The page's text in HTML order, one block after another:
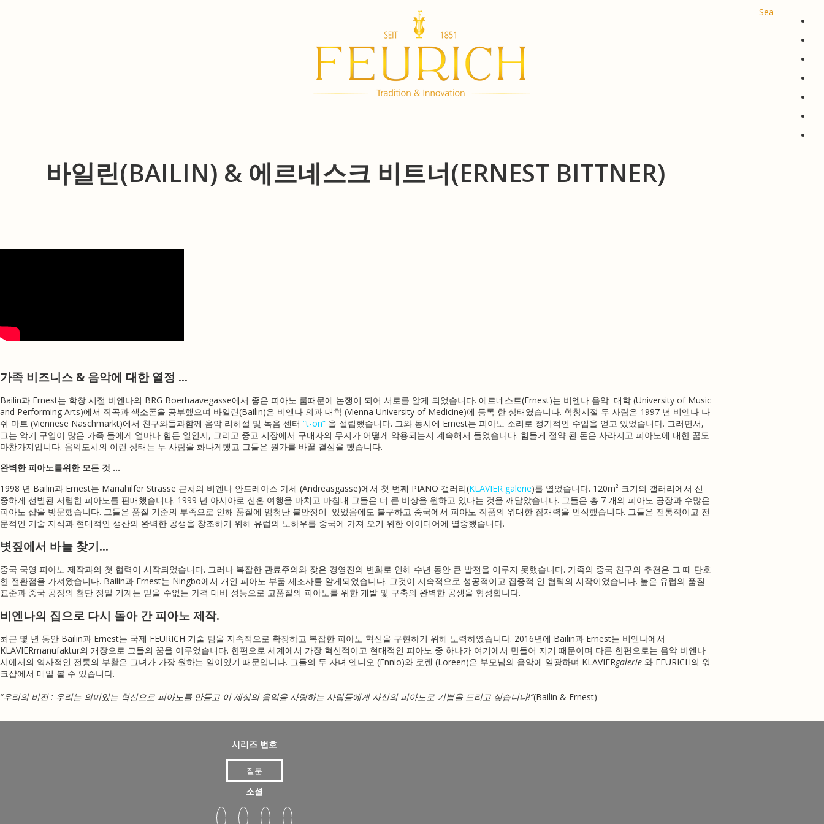
Search
바일린(BAILIN) & 에르네스크 비트너(ERNEST BITTNER)
가족 비즈니스 & 음악에 대한 열정 …
Bailin과 Ernest는 학창 시절 비엔나의 BRG Boerhaavegasse에서 좋은 피아노 룸때문에 논쟁이 되어 서로를 알게 되었습니다. 에르네스트(Ernest)는 비엔나 음악 대학 (University of Music
and Performing Arts)에서 작곡과 색소폰을 공부했으며 바일린(Bailin)은 비엔나 의과 대학 (Vienna University of Medicine)에 등록 한 상태였습니다. 학창시절 두 사람은 1997 년 비엔나 나
쉬 마트 (Viennese Naschmarkt)에서 친구와들과함께 음악 리허설 및 녹음 센터 “t-on” 을 설립했습니다. 그와 동시에 Ernest는 피아노 소리로 정기적인 수입을 얻고 있었습니다. 그러면서,
그는 악기 구입이 많은 가족 들에게 얼마나 힘든 일인지, 그리고 중고 시장에서 구매자의 무지가 어떻게 악용되는지 계속해서 들었습니다. 힘들게 절약 된 돈은 사라지고 피아노에 대한 꿈도
마찬가지입니다. 음악도시의 이런 상태는 두 사람을 화나게했고 그들은 뭔가를 바꿀 결심을 했습니다.
완벽한 피아노를위한 모든 것 …
1998 년 Bailin과 Ernest는 Mariahilfer Strasse 근처의 비엔나 안드레아스 가세 (Andreasgasse)에서 첫 번째 PIANO 갤러리(KLAVIER galerie)를 열었습니다. 120m² 크기의 갤러리에서 신
중하게 선별된 저렴한 피아노를 판매했습니다. 1999 년 아시아로 신혼 여행을 마치고 마침내 그들은 더 큰 비상을 원하고 있다는 것을 깨달았습니다. 그들은 총 7 개의 피아노 공장과 수많은
피아노 샵을 방문했습니다. 그들은 품질 기준의 부족으로 인해 품질에 엄청난 불안정이 있었음에도 불구하고 중국에서 피아노 작품의 위대한 잠재력을 인식했습니다. 그들은 전통적이고 전
문적인 기술 지식과 현대적인 생산의 완벽한 공생을 창조하기 위해 유럽의 노하우를 중국에 가져 오기 위한 아이디어에 열중했습니다.
볏짚에서 바늘 찾기…
중국 국영 피아노 제작과의 첫 협력이 시작되었습니다. 그러나 복잡한 관료주의와 잦은 경영진의 변화로 인해 수년 동안 큰 발전을 이루지 못했습니다. 가족의 중국 친구의 추천은 그 때 단호
한 전환점을 가져왔습니다. Bailin과 Ernest는 Ningbo에서 개인 피아노 부품 ​​제조사를 알게되었습니다. 그것이 지속적으로 성공적이고 집중적 인 협력의 시작이었습니다. 높은 유럽의 품질
표준과 중국 공장의 첨단 정밀 기계는 믿을 수없는 가격 대비 성능으로 고품질의 피아노를 위한 개발 및 구축의 완벽한 공생을 형성합니다.
비엔나의 집으로 다시 돌아 간 피아노 제작.
최근 몇 년 동안 Bailin과 Ernest는 국제 FEURICH 기술 팀을 지속적으로 확장하고 복잡한 피아노 혁신을 구현하기 위해 노력하였습니다. 2016년에 Bailin과 Ernest는 비엔나에서
KLAVIERmanufaktur의 개장으로 그들의 꿈을 이루었습니다. 한편으로 세계에서 가장 혁신적이고 현대적인 피아노 중 하나가 여기에서 만들어 지기 때문이며 다른 한편으로는 음악 비엔나
시에서의 역사적인 전통의 부활은 그녀가 가장 원하는 일이였기 때문입니다. 그들의 두 자녀 엔니오 (Ennio)와 로렌 (Loreen)은 부모님의 음악에 열광하며 KLAVIERgalerie 와 FEURICH의 워
크샵에서 매일 볼 수 있습니다.
“우리의 비전 : 우리는 의미있는 혁신으로 피아노를 만들고 이 세상의 음악을 사랑하는 사람들에게 자신의 피아노로 기쁨을 드리고 싶습니다!”(Bailin & Ernest)
시리즈 번호
질문
소셜